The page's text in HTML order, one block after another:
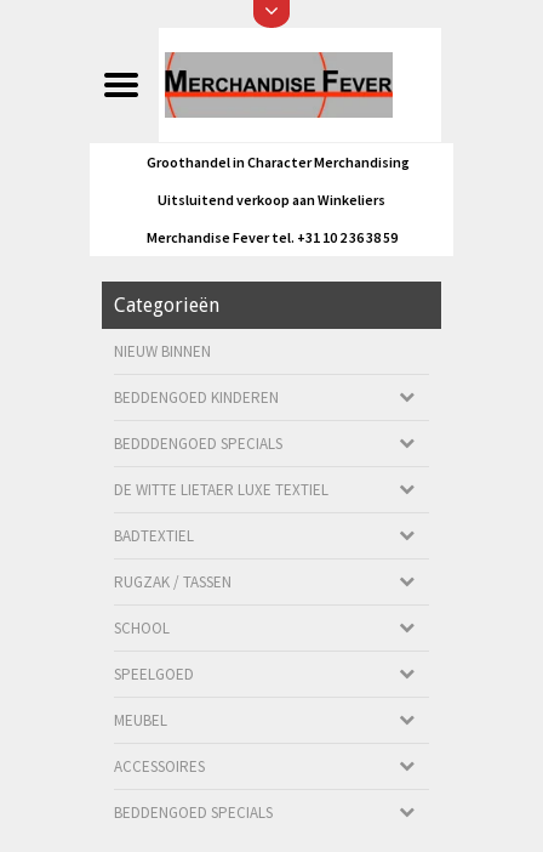
Groothandel in Character Merchandising
Uitsluitend verkoop aan Winkeliers
Merchandise Fever tel. +31 10 2 36 38 59
Categorieën
NIEUW BINNEN
BEDDENGOED KINDEREN
BEDDDENGOED SPECIALS
DE WITTE LIETAER LUXE TEXTIEL
BADTEXTIEL
RUGZAK / TASSEN
SCHOOL
SPEELGOED
MEUBEL
ACCESSOIRES
BEDDENGOED SPECIALS